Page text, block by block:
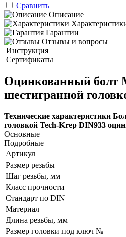
Сравнить
Описание
Гарантии
Отзывы и вопросы
Инструкция
Сертификаты
Оцинкованный болт
шестигранной
Технические характеристики
головкой Tech-Krep DIN933
Основные
Подробные
Артикул
Размер резьбы
Шаг резьбы, мм
Класс прочности
Стандарт по DIN
Материал
Длина резьбы, мм
Размер головки под ключ №